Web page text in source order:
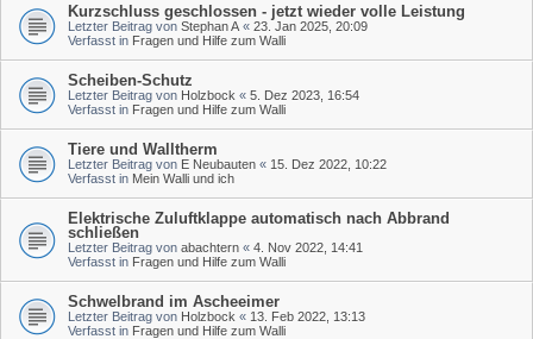
Kurzschluss geschlossen - jetzt wieder volle Leistung
Letzter Beitrag von Stephan A « 23. Jan 2025, 20:09
Verfasst in Fragen und Hilfe zum Walli
Scheiben-Schutz
Letzter Beitrag von Holzbock « 5. Dez 2023, 16:54
Verfasst in Fragen und Hilfe zum Walli
Tiere und Walltherm
Letzter Beitrag von E Neubauten « 15. Dez 2022, 10:22
Verfasst in Mein Walli und ich
Elektrische Zuluftklappe automatisch nach Abbrand
schließen
Letzter Beitrag von abachtern « 4. Nov 2022, 14:41
Verfasst in Fragen und Hilfe zum Walli
Schwelbrand im Ascheeimer
Letzter Beitrag von Holzbock « 13. Feb 2022, 13:13
Verfasst in Fragen und Hilfe zum Walli